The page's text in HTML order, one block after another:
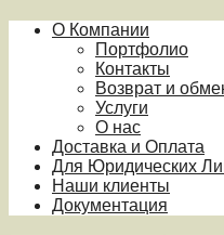
О Компании
Портфолио
Контакты
Возврат и
Услуги
О нас
Доставка и Оплата
Для Юридических
Наши клиенты
Документация